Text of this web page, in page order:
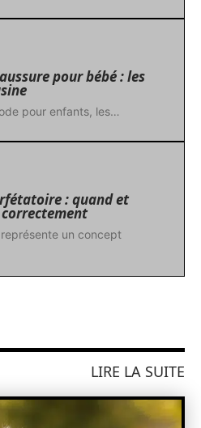
pour bébé : les
pour enfants, les…
: quand et
un concept
LIRE LA SUITE